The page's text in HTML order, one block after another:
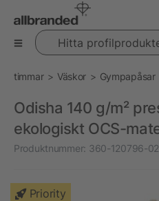
Hitta profilprodukter
timmar Väskor Gympapåsar
Odisha 140 g/m²
ekologiskt OCS-
Produktnummer: 360-120796-
Priority